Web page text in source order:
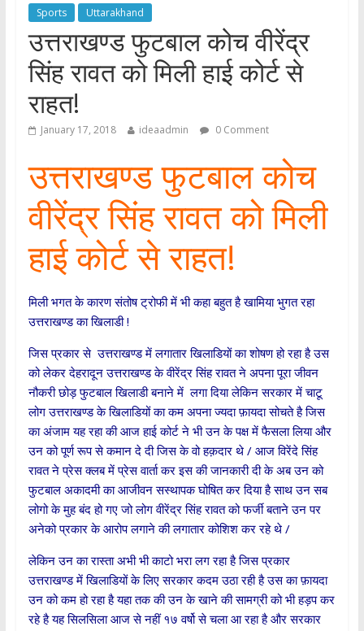
Sports Uttarakhand
उत्तराखण्ड फुटबाल कोच वीरेंद्र
सिंह रावत को मिली हाई कोर्ट से
राहत!
January 17, 2018 ideaadmin 0 Comment
उत्तराखण्ड फुटबाल कोच
वीरेंद्र सिंह रावत को मिली
हाई कोर्ट से राहत!
मिली भगत के कारण संतोष ट्रोफी में भी कहा बहुत है खामिया भुगत रहा
उत्तराखण्ड का खिलाडी !
जिस प्रकार से उत्तराखण्ड में लगातार खिलाडियों का शोषण हो रहा है उस
को लेकर देहरादून उत्तराखण्ड के वीरेंद्र सिंह रावत ने अपना पूरा जीवन
नौकरी छोड़ फुटबाल खिलाडी बनाने में लगा दिया लेकिन सरकार में चाटू
लोग उत्तराखण्ड के खिलाडियों का कम अपना ज्यदा फ़ायदा सोचते है जिस
का अंजाम यह रहा की आज हाई कोर्ट ने भी उन के पक्ष में फैसला लिया और
उन को पूर्ण रूप से कमान दे दी जिस के वो हक़दार थे / आज विरेंदे सिंह
रावत ने प्रेस क्लब में प्रेस वार्ता कर इस की जानकारी दी के अब उन को
फुटबाल अकादमी का आजीवन सस्थापक घोषित कर दिया है साथ उन सब
लोगो के मुह बंद हो गए जो लोग वीरेंद्र सिंह रावत को फर्जी बताने उन पर
अनेको प्रकार के आरोप लगाने की लगातार कोशिश कर रहे थे /
लेकिन उन का रास्ता अभी भी काटो भरा लग रहा है जिस प्रकार
उत्तराखण्ड में खिलाडियों के लिए सरकार कदम उठा रही है उस का फ़ायदा
उन को कम हो रहा है यहा तक की उन के खाने की सामग्री को भी हड़प कर
रहे है यह सिलसिला आज से नहीं १७ वर्षो से चला आ रहा है और सरकार